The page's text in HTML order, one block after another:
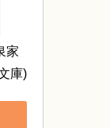
家
庫)